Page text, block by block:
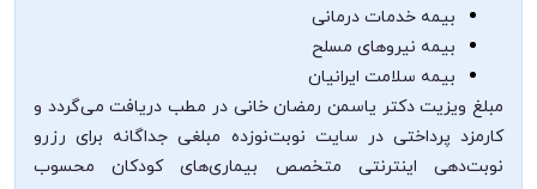
بیمه خدمات درمانی
بیمه نیروهای مسلح
بیمه سلامت ایرانیان
مبلغ ویزیت دکتر یاسمن رمضان خانی در مطب دریافت می‌گردد و
کارمزد پرداختی در سایت نوبت‌نوزده مبلغی جداگانه برای رزرو
نوبت‌دهی اینترنتی متخصص بیماری‌های کودکان محسوب